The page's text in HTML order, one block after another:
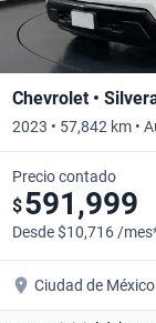
Chevrolet •
2023 • 57,842 km •
Precio contado
$591,999
Desde $10,716 /
Ciudad de México